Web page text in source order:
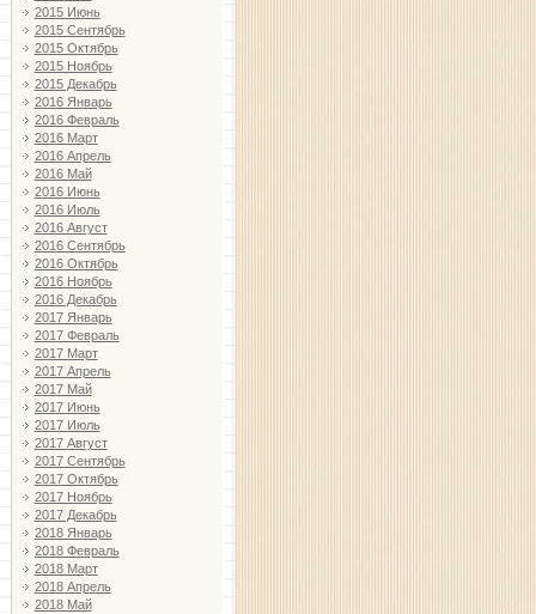
2015 Июнь
2015 Сентябрь
2015 Октябрь
2015 Ноябрь
2015 Декабрь
2016 Январь
2016 Февраль
2016 Март
2016 Апрель
2016 Май
2016 Июнь
2016 Июль
2016 Август
2016 Сентябрь
2016 Октябрь
2016 Ноябрь
2016 Декабрь
2017 Январь
2017 Февраль
2017 Март
2017 Апрель
2017 Май
2017 Июнь
2017 Июль
2017 Август
2017 Сентябрь
2017 Октябрь
2017 Ноябрь
2017 Декабрь
2018 Январь
2018 Февраль
2018 Март
2018 Апрель
2018 Май